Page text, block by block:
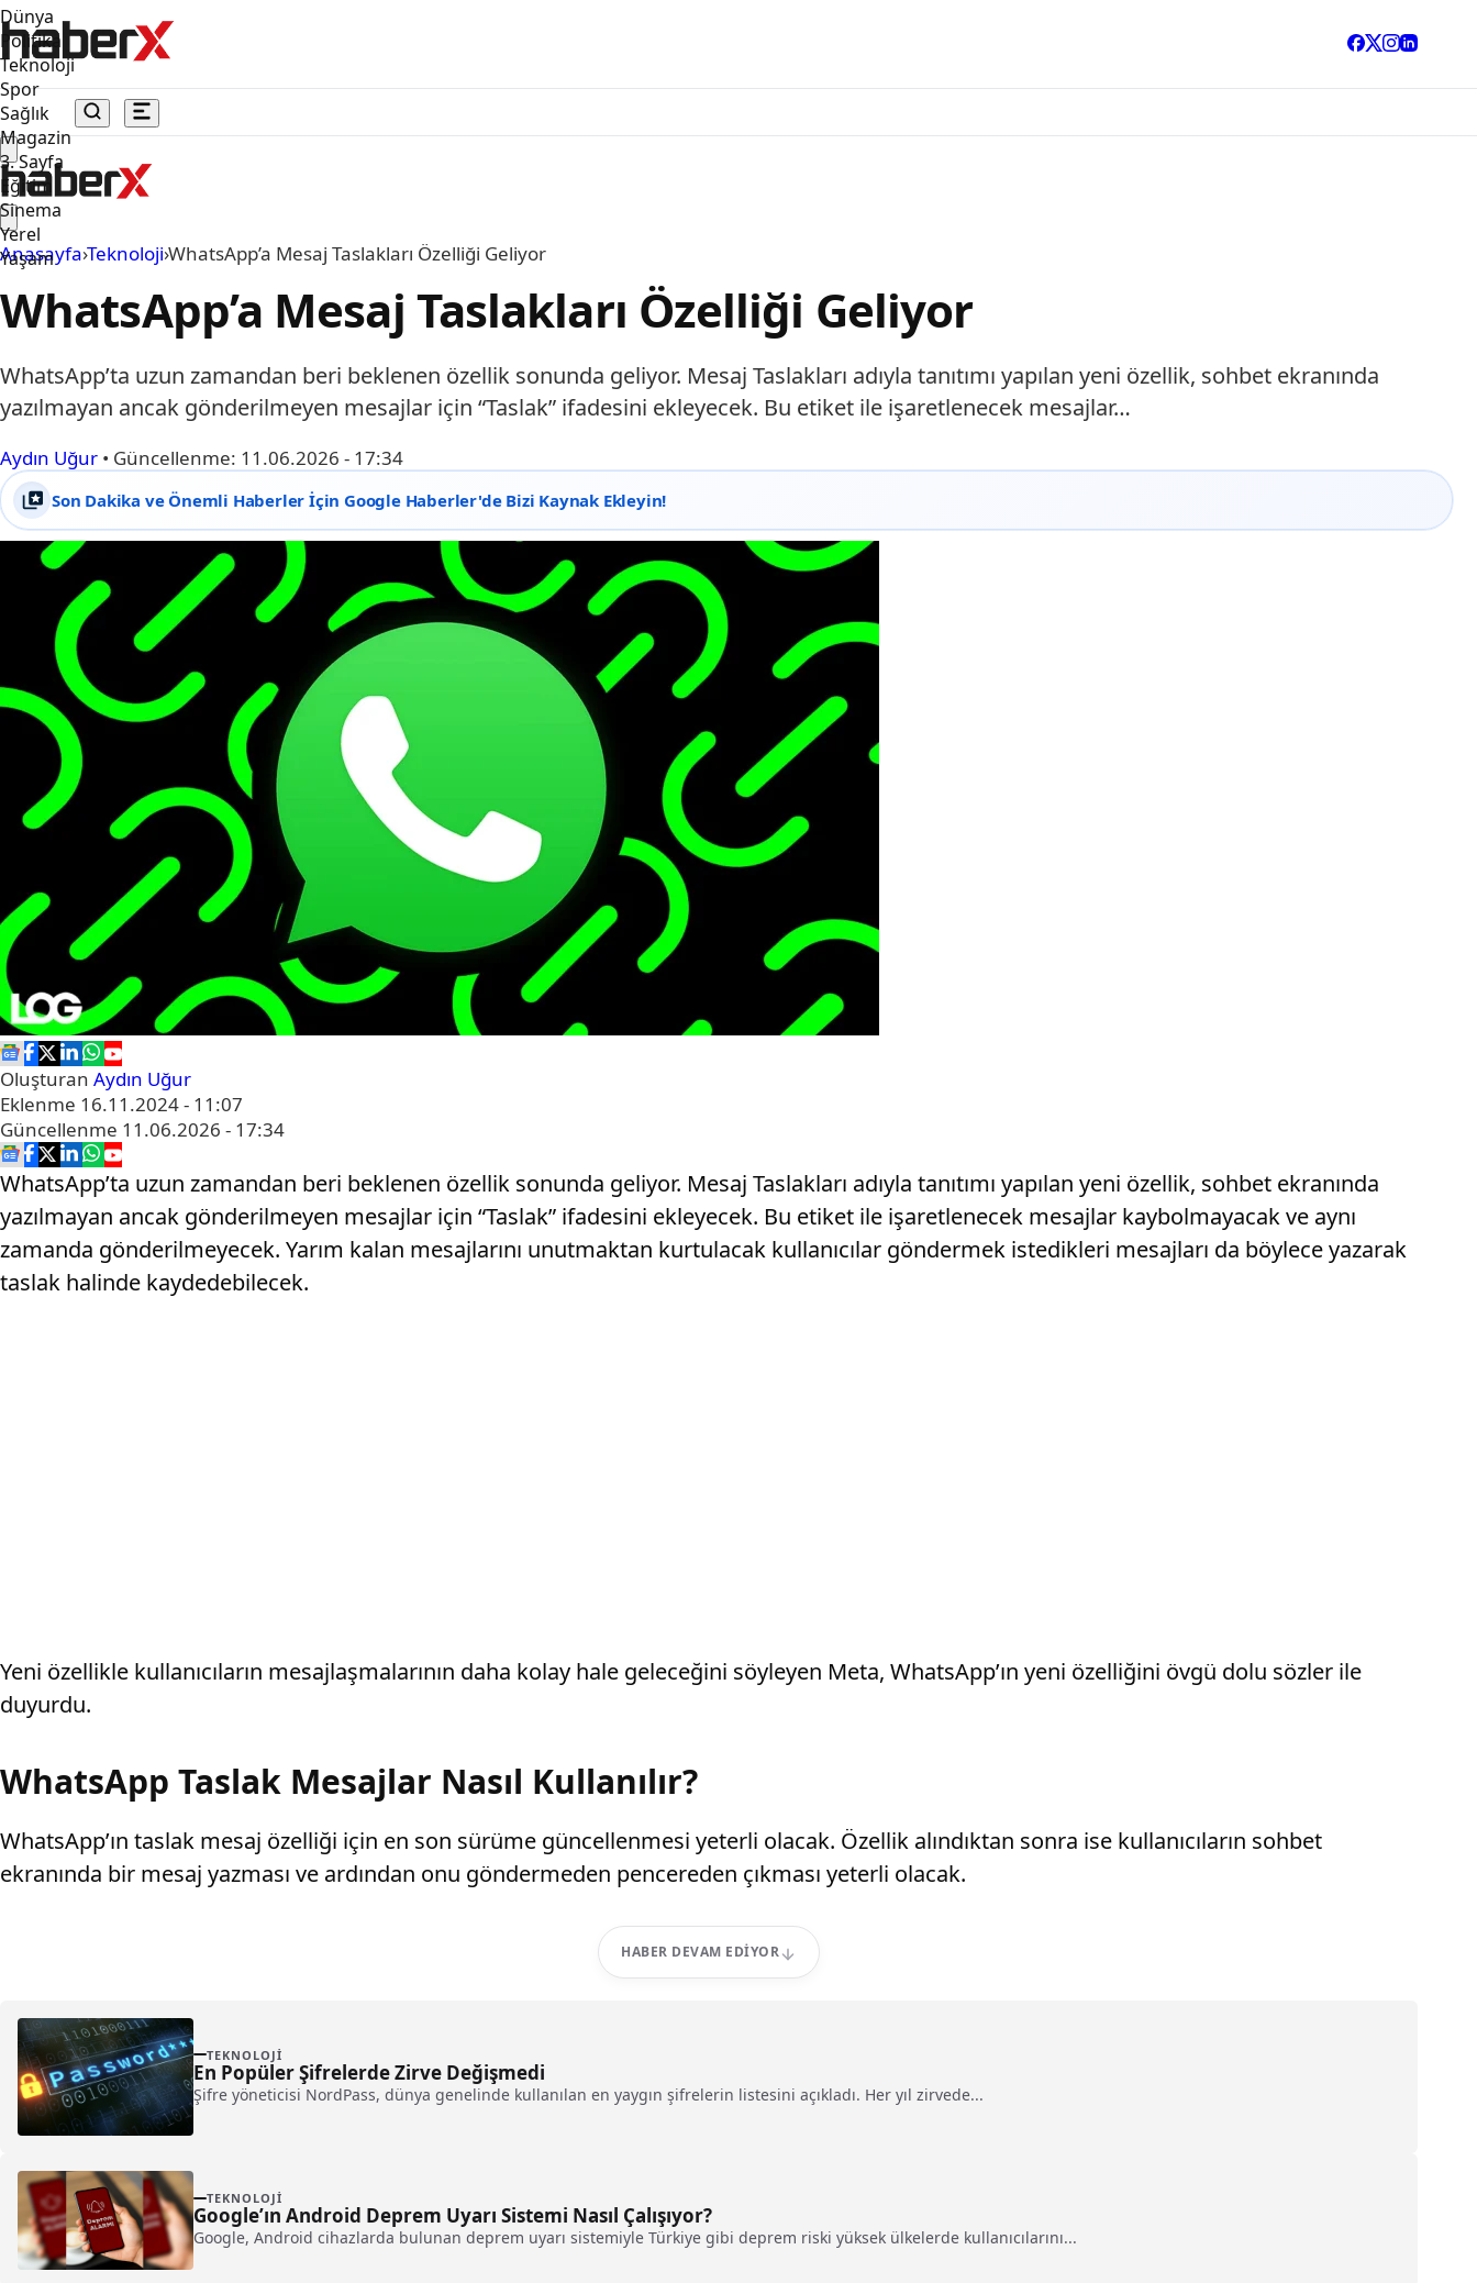
Dünya
Politika
Teknoloji
Spor
Sağlık
Magazin
3. Sayfa
Eğitim
Sinema
Yerel
Yaşam
Anasayfa›Teknoloji›WhatsApp’a Mesaj Taslakları Özelliği Geliyor
WhatsApp’a Mesaj Taslakları Özelliği Geliyor
WhatsApp’ta uzun zamandan beri beklenen özellik sonunda geliyor. Mesaj Taslakları adıyla tanıtımı yapılan yeni özellik, sohbet ekranında
yazılmayan ancak gönderilmeyen mesajlar için “Taslak” ifadesini ekleyecek. Bu etiket ile işaretlenecek mesajlar…
Aydın Uğur • Güncellenme: 11.06.2026 - 17:34
Son Dakika ve Önemli Haberler İçin Google Haberler'de Bizi Kaynak Ekleyin!
Oluşturan Aydın Uğur
Eklenme 16.11.2024 - 11:07
Güncellenme 11.06.2026 - 17:34
WhatsApp’ta uzun zamandan beri beklenen özellik sonunda geliyor. Mesaj Taslakları adıyla tanıtımı yapılan yeni özellik, sohbet ekranında
yazılmayan ancak gönderilmeyen mesajlar için “Taslak” ifadesini ekleyecek. Bu etiket ile işaretlenecek mesajlar kaybolmayacak ve aynı
zamanda gönderilmeyecek. Yarım kalan mesajlarını unutmaktan kurtulacak kullanıcılar göndermek istedikleri mesajları da böylece yazarak
taslak halinde kaydedebilecek.
Yeni özellikle kullanıcıların mesajlaşmalarının daha kolay hale geleceğini söyleyen Meta, WhatsApp’ın yeni özelliğini övgü dolu sözler ile
duyurdu.
WhatsApp Taslak Mesajlar Nasıl Kullanılır?
WhatsApp’ın taslak mesaj özelliği için en son sürüme güncellenmesi yeterli olacak. Özellik alındıktan sonra ise kullanıcıların sohbet
ekranında bir mesaj yazması ve ardından onu göndermeden pencereden çıkması yeterli olacak.
HABER DEVAM EDIYOR
TEKNOLOJI
En Popüler Şifrelerde Zirve Değişmedi
Şifre yöneticisi NordPass, dünya genelinde kullanılan en yaygın şifrelerin listesini açıkladı. Her yıl zirvede...
TEKNOLOJI
Google’ın Android Deprem Uyarı Sistemi Nasıl Çalışıyor?
Google, Android cihazlarda bulunan deprem uyarı sistemiyle Türkiye gibi deprem riski yüksek ülkelerde kullanıcılarını...